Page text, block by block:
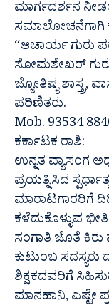
ಮಾರ್ಗದರ್ಶನ
ಸಮಾಲೋಚನೆಗಾಗಿ
“ಆಚಾರ್ಯ ಗುರು
ಸೋಮಶೇಖರ್
ಜ್ಯೋತಿಷ್ಯ ಶಾಸ್ತ್ರ,
ಪರಿಣಿತರು.
Mob. 93534
ಕರ್ಕಾಟಕ ರಾಶಿ:
ಉನ್ನತ ವ್ಯಾಸಂಗ
ಪ್ರಯತ್ನಿಸಿದ
ಮಾರಾಟಗಾರರಿಗೆ
ಕಳೆದುಕೊಳ್ಳುವ
ಸಂಗಾತಿ ಜೊತೆ
ಕುಟುಂಬ
ಶಿಕ್ಷಕದವರಿಗೆ
ಮಾನಹಾನಿ, ಎಷ್ಟೇ